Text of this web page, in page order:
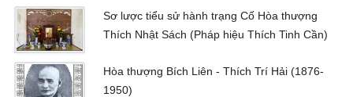
Sơ lược tiểu sử hành trạng Cố Hòa thượng
Thích Nhật Sách (Pháp hiệu Thích Tinh Cần)
Hòa thượng Bích Liên - Thích Trí Hải (1876-
1950)